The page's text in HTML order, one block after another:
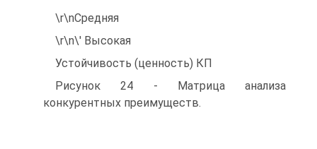
\r\nСредняя
\r\n\' Высокая
Устойчивость (ценность) КП
Рисунок 24 - Матрица анализа
конкурентных преимуществ.